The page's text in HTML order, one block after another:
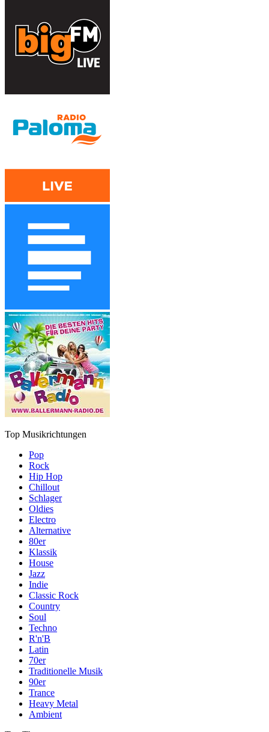
Top Musikrichtungen
Pop
Rock
Hip Hop
Chillout
Schlager
Oldies
Electro
Alternative
80er
Klassik
House
Jazz
Indie
Classic Rock
Country
Soul
Techno
R'n'B
Latin
70er
Traditionelle Musik
90er
Trance
Heavy Metal
Ambient